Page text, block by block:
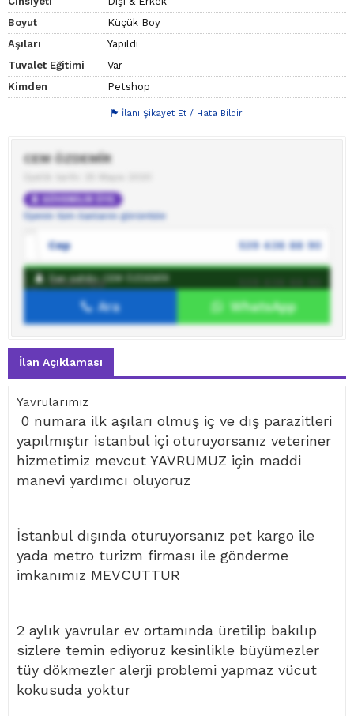
Boyut
Küçük Boy
Aşıları
Yapıldı
Tuvalet Eğitimi
Var
Kimden
Petshop
İlanı Şikayet Et / Hata Bildir
CEM ÖZDEMİR
Üyenin tüm ilanlarını görüntüle
Cep 539 436 88 90
WhatsApp
İlan sahibine mesaj gönder
İlan sahibi: CEM ÖZDEMİR
Ara WhatsApp
İlan Açıklaması
Yavrularımız
0 numara ilk aşıları olmuş iç ve dış parazitleri
yapılmıştır istanbul içi oturuyorsanız veteriner
hizmetimiz mevcut YAVRUMUZ için maddi
manevi yardımcı oluyoruz
İstanbul dışında oturuyorsanız pet kargo ile
yada metro turizm firması ile gönderme
imkanımız MEVCUTTUR
2 aylık yavrular ev ortamında üretilip bakılıp
sizlere temin ediyoruz kesinlikle büyümezler
tüy dökmezler alerji problemi yapmaz vücut
kokusuda yoktur